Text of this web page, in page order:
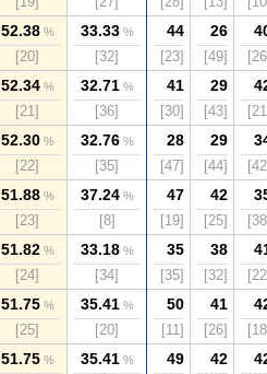
52.38%
[20]
33.33%
[32]
44
[23]
26
[49]
52.34%
[21]
32.71%
[36]
41
[30]
29
[43]
52.30%
[22]
32.76%
[35]
28
[47]
29
[44]
51.88%
[23]
37.24%
[8]
47
[19]
42
[25]
51.82%
[24]
33.18%
[34]
35
[35]
38
[32]
51.75%
[25]
35.41%
[20]
50
[11]
41
[26]
51.75% 35.41% 49 42